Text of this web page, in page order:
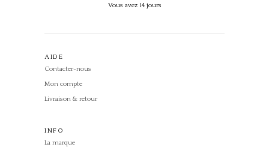
Vous avez 14 jours
AIDE
Contacter-nous
Mon compte
Livraison & retour
INFO
La marque